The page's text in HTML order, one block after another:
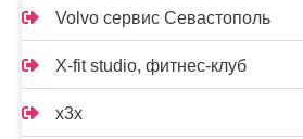
Volvo сервис Севастополь
X-fit studio, фитнес-клуб
x3x